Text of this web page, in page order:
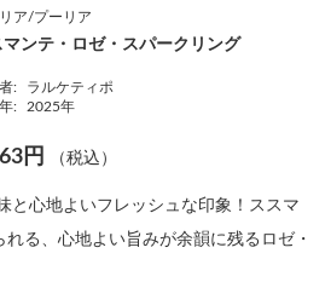
ア/プーリア
マンテ・ロゼ・スパークリング
:
ラルケティポ
:
2025年
円 （税込）
と心地よいフレッシュな印象！ススマ
る、心地よい旨みが余韻に残るロゼ・